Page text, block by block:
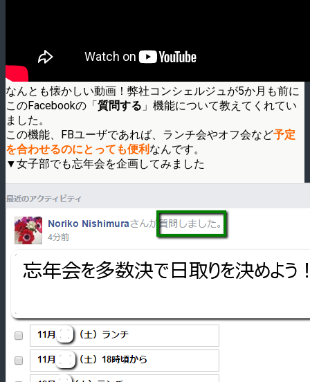
なんとも懐かしい動画！弊社コンシェルジュが5か月も前に
このFacebookの「質問する 」機能について教えてくれてい
ました。
この機能、FBユーザであれば、ランチ会やオフ会など予定
を合わせるのにとっても便利 なんです。
▼女子部でも忘年会を企画してみました